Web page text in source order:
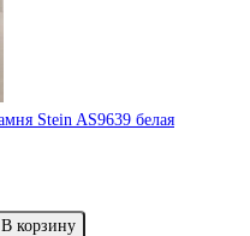
Stein AS9639 белая
В корзину